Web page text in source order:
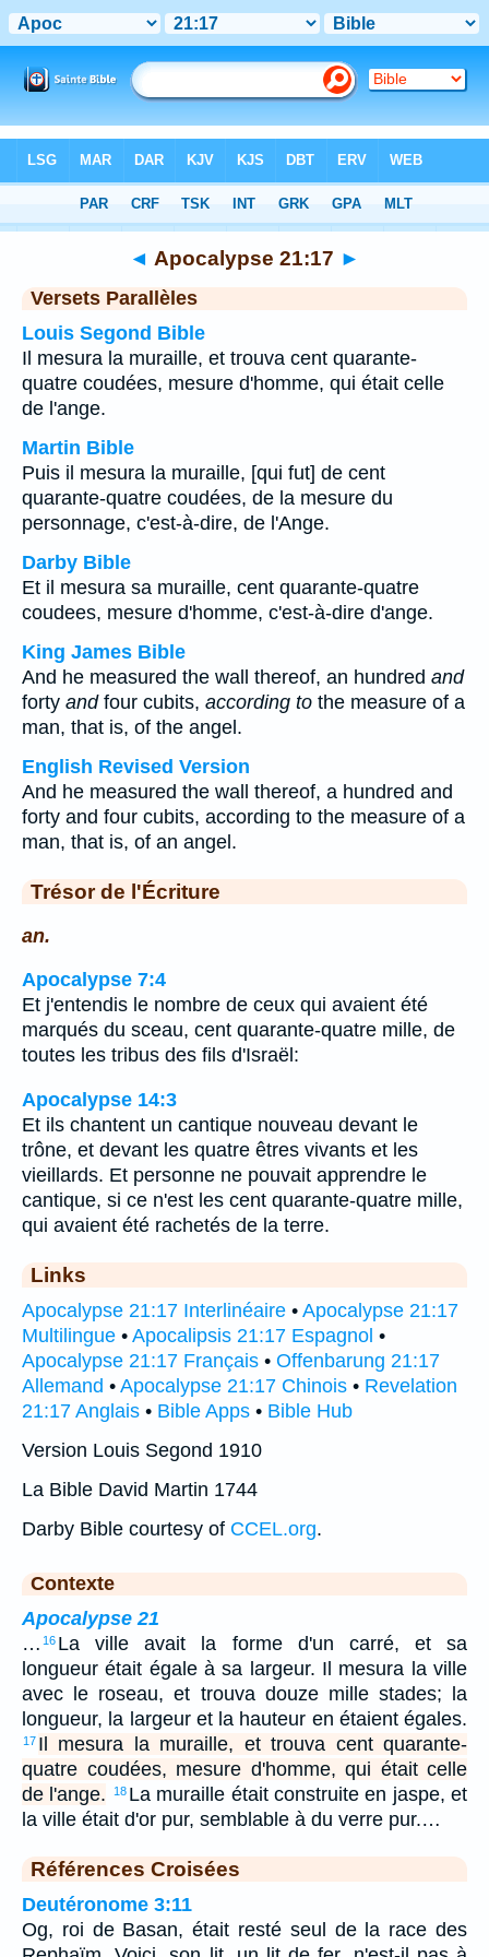
Chapitre 21 > Verset 17
◄ Apocalypse 21:17 ►
Versets Parallèles
Louis Segond Bible
Il mesura la muraille, et trouva cent quarante-
quatre coudées, mesure d'homme, qui était celle
de l'ange.
Martin Bible
Puis il mesura la muraille, [qui fut] de cent
quarante-quatre coudées, de la mesure du
personnage, c'est-à-dire, de l'Ange.
Darby Bible
Et il mesura sa muraille, cent quarante-quatre
coudees, mesure d'homme, c'est-à-dire d'ange.
King James Bible
And he measured the wall thereof, an hundred and
forty andfour cubits, according to the measure of a
man, that is, of the angel.
English Revised Version
And he measured the wall thereof, a hundred and
forty and four cubits, according to the measure of a
man, that is, of an angel.
Trésor de l'Écriture
an.
Apocalypse 7:4
Et j'entendis le nombre de ceux qui avaient été
marqués du sceau, cent quarante-quatre mille, de
toutes les tribus des fils d'Israël:
Apocalypse 14:3
Et ils chantent un cantique nouveau devant le
trône, et devant les quatre êtres vivants et les
vieillards. Et personne ne pouvait apprendre le
cantique, si ce n'est les cent quarante-quatre mille,
qui avaient été rachetés de la terre.
Links
Apocalypse 21:17 Interlinéaire • Apocalypse 21:17
Multilingue • Apocalipsis 21:17 Espagnol •
Apocalypse 21:17 Français • Offenbarung 21:17
Allemand • Apocalypse 21:17 Chinois • Revelation
21:17 Anglais • Bible Apps • Bible Hub
Version Louis Segond 1910
La Bible David Martin 1744
Darby Bible courtesy of CCEL.org.
Contexte
Apocalypse 21
… 16 La ville avait la forme d'un carré, et sa
longueur était égale à sa largeur. Il mesura la ville
avec le roseau, et trouva douze mille stades; la
longueur, la largeur et la hauteur en étaient égales.
17 Il mesura la muraille, et trouva cent quarante-
quatre coudées, mesure d'homme, qui était celle
de l'ange.
18 La muraille était construite en jaspe, et
la ville était d'or pur, semblable à du verre pur.…
Références Croisées
Deutéronome 3:11
Og, roi de Basan, était resté seul de la race des